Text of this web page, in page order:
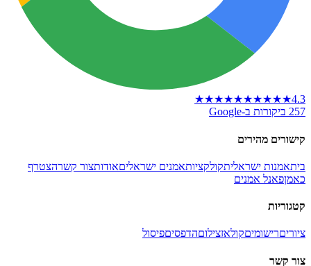
4.3
★★★★★
★★★★★
257 ביקורות ב-Google
קישורים מהירים
ביתאמנות ישראליתקולקציותאמנים ישראליםאודותצור קשרהצטרף
כאמןפאנל אמנים
קטגוריות
ציוריםרישומיםקולאזצילוםהדפסיםפיסול
צור קשר